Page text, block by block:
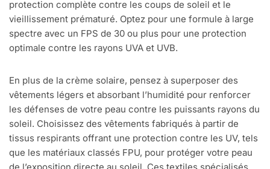
protection complète contre les coups de soleil et le
vieillissement prématuré. Optez pour une formule à large
spectre avec un FPS de 30 ou plus pour une protection
optimale contre les rayons UVA et UVB.
En plus de la crème solaire, pensez à superposer des
vêtements légers et absorbant l’humidité pour renforcer
les défenses de votre peau contre les puissants rayons du
soleil. Choisissez des vêtements fabriqués à partir de
tissus respirants offrant une protection contre les UV, tels
que les matériaux classés FPU, pour protéger votre peau